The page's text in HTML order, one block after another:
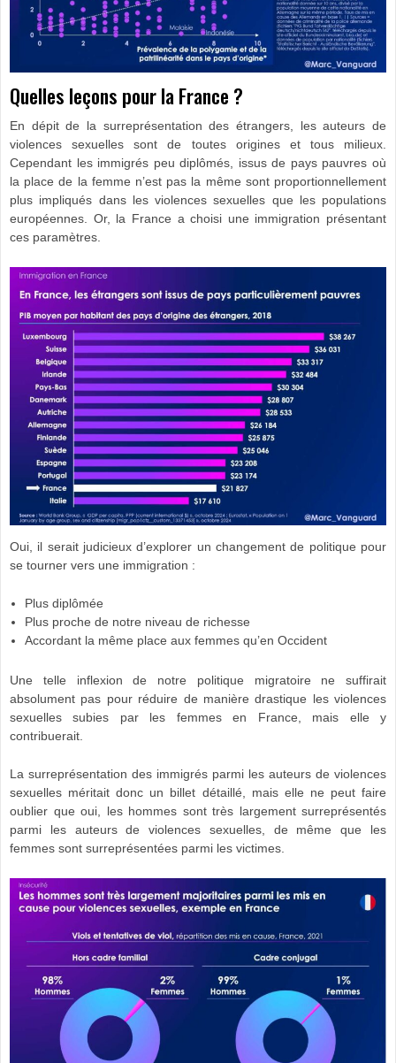
Quelles leçons pour la France ?
En dépit de la surreprésentation des étrangers, les auteurs de
violences sexuelles sont de toutes origines et tous milieux.
Cependant les immigrés peu diplômés, issus de pays pauvres où
la place de la femme n’est pas la même sont proportionnellement
plus impliqués dans les violences sexuelles que les populations
européennes. Or, la France a choisi une immigration présentant
ces paramètres.
Oui, il serait judicieux d’explorer un changement de politique pour
se tourner vers une immigration :
Plus diplômée
Plus proche de notre niveau de richesse
Accordant la même place aux femmes qu’en Occident
Une telle inflexion de notre politique migratoire ne suffirait
absolument pas pour réduire de manière drastique les violences
sexuelles subies par les femmes en France, mais elle y
contribuerait.
La surreprésentation des immigrés parmi les auteurs de violences
sexuelles méritait donc un billet détaillé, mais elle ne peut faire
oublier que oui, les hommes sont très largement surreprésentés
parmi les auteurs de violences sexuelles, de même que les
femmes sont surreprésentées parmi les victimes.